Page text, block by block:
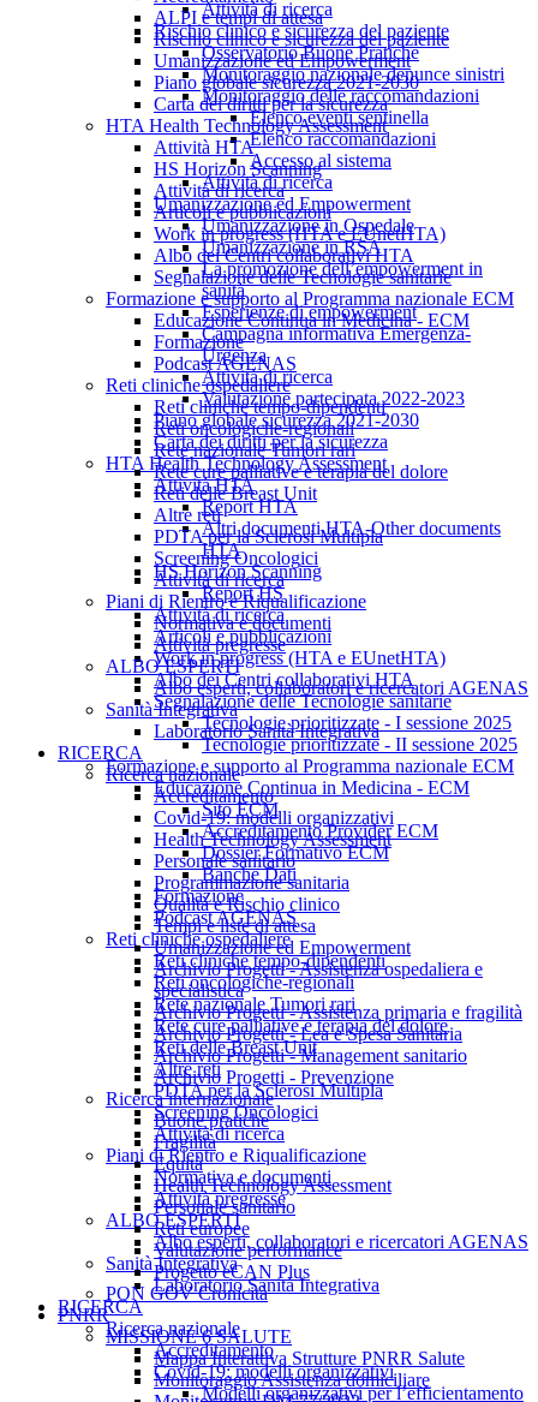
ALPI e tempi di attesa
Rischio clinico e sicurezza del paziente
Umanizzazione ed Empowerment
Piano globale sicurezza 2021-2030
Carta dei diritti per la sicurezza
HTA Health Technology Assessment
Attività HTA
HS Horizon Scanning
Attività di ricerca
Articoli e pubblicazioni
Work in progress (HTA e EUnetHTA)
Albo dei Centri collaborativi HTA
Segnalazione delle Tecnologie sanitarie
Formazione e supporto al Programma nazionale ECM
Educazione Continua in Medicina - ECM
Formazione
Podcast AGENAS
Reti cliniche ospedaliere
Reti cliniche tempo-dipendenti
Reti oncologiche-regionali
Rete nazionale Tumori rari
Rete cure palliative e terapia del dolore
Reti delle Breast Unit
Altre reti
PDTA per la Sclerosi Multipla
Screening Oncologici
Attività di ricerca
Piani di Rientro e Riqualificazione
Normativa e documenti
Attività pregresse
ALBO ESPERTI
Albo esperti, collaboratori e ricercatori AGENAS
Sanità Integrativa
Laboratorio Sanità Integrativa
RICERCA
Ricerca nazionale
Accreditamento
Covid-19: modelli organizzativi
Health Technology Assessment
Personale sanitario
Programmazione sanitaria
Qualità e Rischio clinico
Tempi e liste di attesa
Umanizzazione ed Empowerment
Archivio Progetti - Assistenza ospedaliera e
specialistica
Archivio Progetti - Assistenza primaria e fragilità
Archivio Progetti - Lea e Spesa Sanitaria
Archivio Progetti - Management sanitario
Archivio Progetti - Prevenzione
Ricerca internazionale
Buone pratiche
Fragilità
Equità
Health Technology Assessment
Personale sanitario
Reti europee
Valutazione performance
Progetto eCAN Plus
PON GOV Cronicità
PNRR
MISSIONE 6 SALUTE
Mappa Interattiva Strutture PNRR Salute
Monitoraggio Assistenza domiciliare
Attività di ricerca
Rischio clinico e sicurezza del paziente
Osservatorio Buone Pratiche
Monitoraggio nazionale denunce sinistri
Monitoraggio delle raccomandazioni
Elenco eventi sentinella
Elenco raccomandazioni
Accesso al sistema
Attività di ricerca
Umanizzazione ed Empowerment
Umanizzazione in Ospedale
Umanizzazione in RSA
La promozione dell’empowerment in
sanità
Esperienze di empowerment
Campagna informativa Emergenza-
Urgenza
Attività di ricerca
Valutazione partecipata 2022-2023
Piano globale sicurezza 2021-2030
Carta dei diritti per la sicurezza
HTA Health Technology Assessment
Attività HTA
Report HTA
Altri documenti HTA-Other documents
HTA
HS Horizon Scanning
Report HS
Attività di ricerca
Articoli e pubblicazioni
Work in progress (HTA e EUnetHTA)
Albo dei Centri collaborativi HTA
Segnalazione delle Tecnologie sanitarie
Tecnologie prioritizzate - I sessione 2025
Tecnologie prioritizzate - II sessione 2025
Formazione e supporto al Programma nazionale ECM
Educazione Continua in Medicina - ECM
Sito ECM
Accreditamento Provider ECM
Dossier Formativo ECM
Banche Dati
Formazione
Podcast AGENAS
Reti cliniche ospedaliere
Reti cliniche tempo-dipendenti
Reti oncologiche-regionali
Rete nazionale Tumori rari
Rete cure palliative e terapia del dolore
Reti delle Breast Unit
Altre reti
PDTA per la Sclerosi Multipla
Screening Oncologici
Attività di ricerca
Piani di Rientro e Riqualificazione
Normativa e documenti
Attività pregresse
ALBO ESPERTI
Albo esperti, collaboratori e ricercatori AGENAS
Sanità Integrativa
Laboratorio Sanità Integrativa
RICERCA
Ricerca nazionale
Accreditamento
Covid-19: modelli organizzativi
Modelli organizzativi per l’efficientamento